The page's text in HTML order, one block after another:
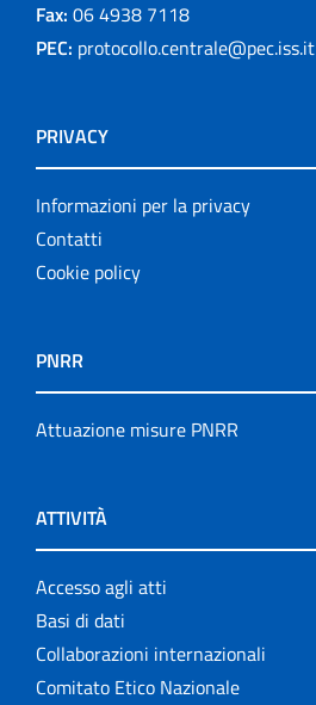
Fax: 06 4938 7118
PEC: protocollo.centrale@pec.iss.it
PRIVACY
Informazioni per la privacy
Contatti
Cookie policy
PNRR
Attuazione misure PNRR
ATTIVITÀ
Accesso agli atti
Basi di dati
Collaborazioni internazionali
Comitato Etico Nazionale